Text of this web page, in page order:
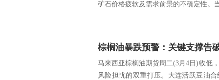
矿石价格疲软及需求前景的不确定性。
棕榈油暴跌预警：关键支撑告
马来西亚棕榈油期货周二(3月4日)收低
风险担忧的双重打压。大连活跃豆油